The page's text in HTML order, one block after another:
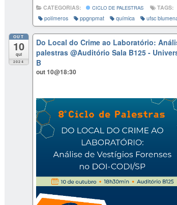
CATEGORIAS: CICLO DE PALESTRAS TAGS:
polímeros
ppgnpmat química ufsc
OUT
10
qui
2024
Do Local do Crime ao Laboratório:
palestras @Auditório Sala B125 -
B
out 10@18:30